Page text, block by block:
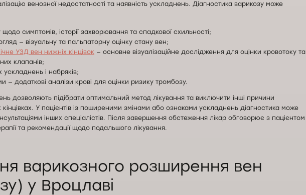
венозної недостатності та наявність ускладнень. Діагностика варикозу може
симптомів, історії захворювання та спадкової схильності;
— візуальну та пальпаторну оцінку стану вен;
УЗД вен нижніх кінцівок — основне візуалізаційне дослідження для оцінки кровотоку та
клапанів;
ускладнень і набряків;
— додаткові аналізи крові для оцінки ризику тромбозу.
дозволяють підібрати оптимальний метод лікування та виключити інші причини
кінцівках. У пацієнтів із поширеними змінами або ознаками ускладнень діагностика може
інших спеціалістів. Після завершення обстеження лікар обговорює з пацієнтом
та рекомендації щодо подальшого лікування.
варикозного розширення вен
у Вроцлаві